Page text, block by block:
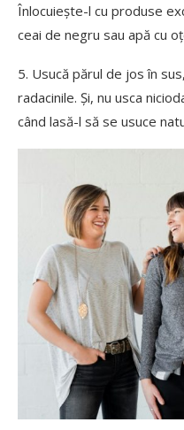
Înlocuiește-l cu produse
ceai de negru sau apă cu
5. Usucă părul de jos în
radacinile. Și, nu usca
când lasă-l să se usuce